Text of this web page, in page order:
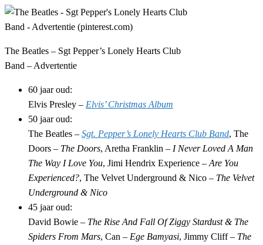
The Beatles – Sgt Pepper’s Lonely Hearts Club
Band – Advertentie
60 jaar oud:
Elvis Presley – Elvis’ Christmas Album
50 jaar oud:
The Beatles – Sgt. Pepper’s Lonely Hearts Club Band, The
Doors – The Doors, Aretha Franklin – I Never Loved A Man
The Way I Love You, Jimi Hendrix Experience – Are You
Experienced?, The Velvet Underground & Nico – The Velvet
Underground & Nico
45 jaar oud:
David Bowie – The Rise And Fall Of Ziggy Stardust & The
Spiders From Mars, Can – Ege Bamyasi, Jimmy Cliff – The